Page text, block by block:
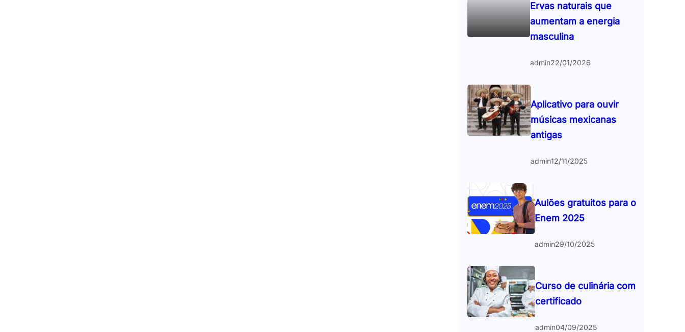
Ervas naturais que
aumentam a energia
masculina
admin22/01/2026
Aplicativo para ouvir
músicas mexicanas
antigas
admin12/11/2025
Aulões gratuitos para o
Enem 2025
admin29/10/2025
Curso de culinária com
certificado
admin04/09/2025